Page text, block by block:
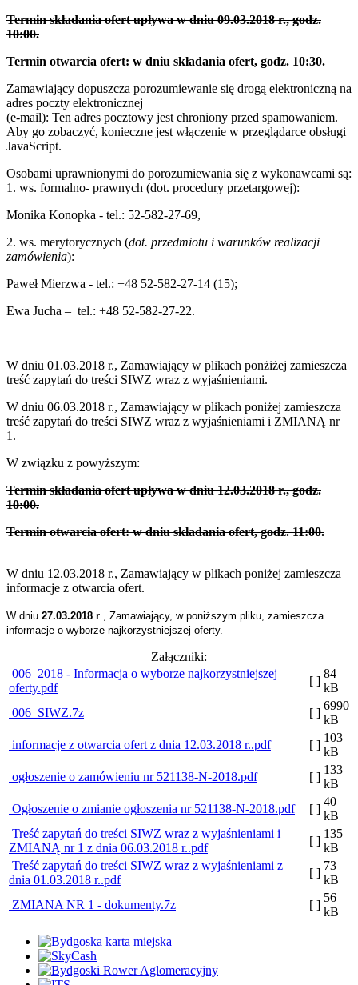
Termin składania ofert upływa w dniu 09.03.2018 r., godz.
10:00.
Termin otwarcia ofert: w dniu składania ofert, godz. 10:30.
Zamawiający dopuszcza porozumiewanie się drogą elektroniczną na
adres poczty elektronicznej
(e-mail): Ten adres pocztowy jest chroniony przed spamowaniem.
Aby go zobaczyć, konieczne jest włączenie w przeglądarce obsługi
JavaScript.
Osobami uprawnionymi do porozumiewania się z wykonawcami są:
1. ws. formalno- prawnych (dot. procedury przetargowej):
Monika Konopka - tel.: 52-582-27-69,
2. ws. merytorycznych (dot. przedmiotu i warunków realizacji
zamówienia):
Paweł Mierzwa - tel.: +48 52-582-27-14 (15);
Ewa Jucha – tel.: +48 52-582-27-22.
W dniu 01.03.2018 r., Zamawiający w plikach ponżiżej zamieszcza
treść zapytań do treści SIWZ wraz z wyjaśnieniami.
W dniu 06.03.2018 r., Zamawiający w plikach poniżej zamieszcza
treść zapytań do treści SIWZ wraz z wyjaśnieniami i ZMIANĄ nr
1.
W związku z powyższym:
Termin składania ofert upływa w dniu 12.03.2018 r., godz.
10:00.
Termin otwarcia ofert: w dniu składania ofert, godz. 11:00.
W dniu 12.03.2018 r., Zamawiający w plikach poniżej zamieszcza
informacje z otwarcia ofert.
W dniu 27.03.2018 r ., Zamawiający, w poniższym pliku, zamieszcza
informacje o wyborze najkorzystniejszej oferty.
Załączniki:
006_2018 - Informacja o wyborze najkorzystniejszej
oferty.pdf
[ ]
84
kB
006_SIWZ.7z
[ ]
6990
kB
informacje z otwarcia ofert z dnia 12.03.2018 r..pdf
[ ]
103
kB
ogłoszenie o zamówieniu nr 521138-N-2018.pdf
[ ]
133
kB
Ogłoszenie o zmianie ogłoszenia nr 521138-N-2018.pdf
[ ]
40
kB
Treść zapytań do treści SIWZ wraz z wyjaśnieniami i
ZMIANĄ nr 1 z dnia 06.03.2018 r..pdf
[ ]
135
kB
Treść zapytań do treści SIWZ wraz z wyjaśnieniami z
dnia 01.03.2018 r..pdf
[ ]
73
kB
ZMIANA NR 1 - dokumenty.7z
[ ]
56
kB